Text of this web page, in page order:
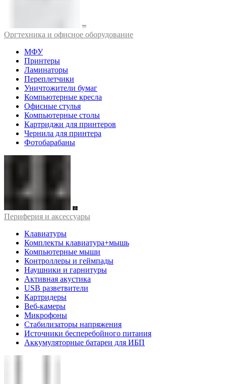
Оргтехника и офисное оборудование
МФУ
Принтеры
Ламинаторы
Переплетчики
Уничтожители бумаг
Компьютерные кресла
Офисные стулья
Компьютерные столы
Картриджи для принтеров
Чернила для принтера
Фотобарабаны
Периферия и аксессуары
Клавиатуры
Комплекты клавиатура+мышь
Компьютерные мыши
Контроллеры и геймпады
Наушники и гарнитуры
Активная акустика
USB разветвители
Картридеры
Веб-камеры
Микрофоны
Стабилизаторы напряжения
Источники бесперебойного питания
Аккумуляторные батареи для ИБП